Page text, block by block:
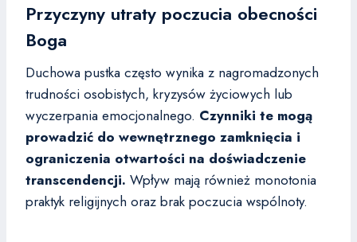
Przyczyny utraty poczucia obecności
Boga
Duchowa pustka często wynika z nagromadzonych
trudności osobistych, kryzysów życiowych lub
wyczerpania emocjonalnego. Czynniki te mogą
prowadzić do wewnętrznego zamknięcia i
ograniczenia otwartości na doświadczenie
transcendencji. Wpływ mają również monotonia
praktyk religijnych oraz brak poczucia wspólnoty.